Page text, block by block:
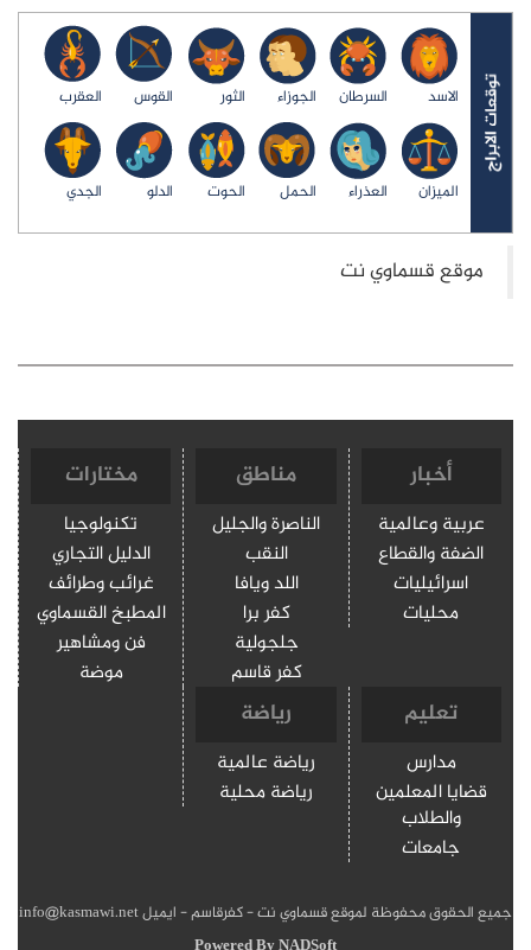
الاسد السرطان الجوزاء الثور القوس العقرب
الميزان العذراء الحمل الحوت الدلو الجدي
أخبار
عربية وعالمية
الضفة والقطاع
اسرائيليات
محليات
مناطق
الناصرة والجليل
النقب
اللد ويافا
كفر برا
جلجولية
كفر قاسم
مختارات
تكنولوجيا
الدليل التجاري
غرائب وطرائف
المطبخ القسماوي
فن ومشاهير
موضة
تعليم
مدارس
قضايا المعلمين
والطلاب
جامعات
رياضة
رياضة عالمية
رياضة محلية
جميع الحقوق محفوظة لموقع قسماوي نت - كفرقاسم - ايميل info@kasmawi.net